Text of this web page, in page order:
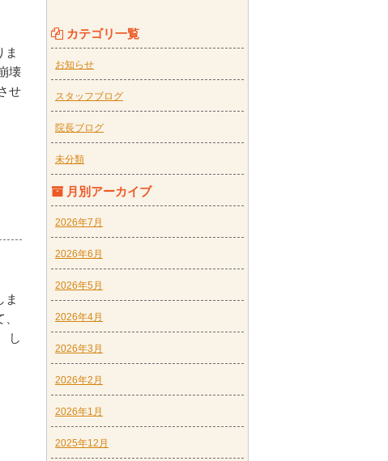
ま
壊
せ
ま
し
カテゴリ一覧
お知らせ
スタッフブログ
院長ブログ
未分類
月別アーカイブ
2026年7月
2026年6月
2026年5月
2026年4月
2026年3月
2026年2月
2026年1月
2025年12月